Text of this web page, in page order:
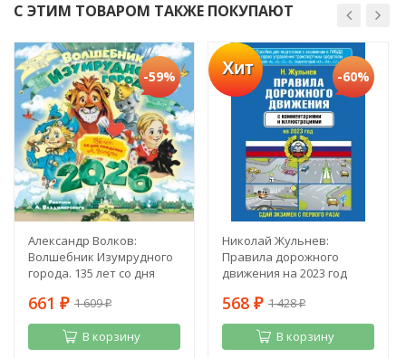
С ЭТИМ ТОВАРОМ ТАКЖЕ ПОКУПАЮТ
-59%
Александр Волков:
Волшебник Изумрудного
города. 135 лет со дня
661 ₽ 1 609₽
В корзину
Хит -60%
Николай Жульнев:
Правила дорожного
движения на 2023 год
568 ₽ 1 428₽
В корзину